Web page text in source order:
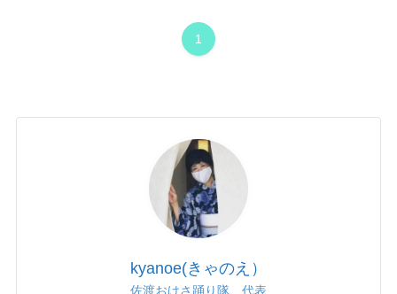
1
kyanoe(きゃのえ）
佐渡おけさ踊り隊 代表